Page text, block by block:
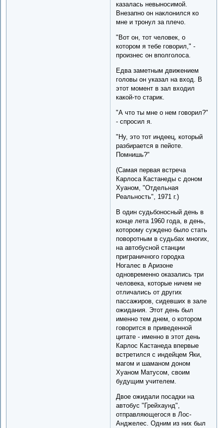
казалась невыносимой.
Внезапно он наклонился ко
мне и тронул за плечо.
"Вот он, тот человек, о
котором я тебе говорил," -
произнес он вполголоса.
Едва заметным движением
головы он указал на вход. В
этот момент в зал входил
какой-то старик.
"А что ты мне о нем говорил?"
- спросил я.
"Ну, это тот индеец, который
разбирается в пейоте.
Помнишь?"
(Самая первая встреча
Карлоса Кастанеды с доном
Хуаном, "Отдельная
Реальность", 1971 г.)
В один судьбоносный день в
конце лета 1960 года, в день,
которому суждено было стать
поворотным в судьбах многих,
на автобусной станции
приграничного городка
Ногалес в Аризоне
одновременно оказались три
человека, которые ничем не
отличались от других
пассажиров, сидевших в зале
ожидания. Этот день был
именно тем днем, о котором
говорится в приведенной
цитате - именно в этот день
Карлос Кастанеда впервые
встретился с индейцем Яки,
магом и шаманом доном
Хуаном Матусом, своим
будущим учителем.
Двое ожидали посадки на
автобус "Грейхаунд",
отправляющегося в Лос-
Анджелес. Одним из них был